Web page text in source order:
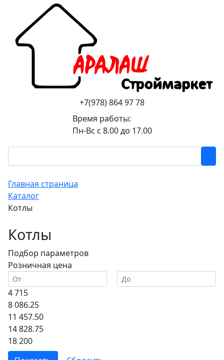
+7(978) 864 97 78
Время работы:
Пн-Вс с 8.00 до 17.00
Главная страница
Каталог
Котлы
Котлы
Подбор параметров
Розничная цена
4 715
8 086.25
11 457.50
14 828.75
18 200